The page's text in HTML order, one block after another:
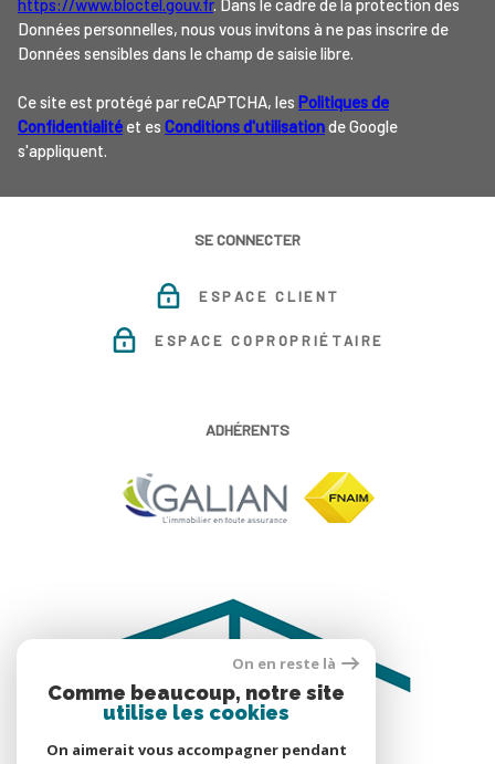
https://www.bloctel.gouv.fr. Dans le cadre de la protection des
Données personnelles, nous vous invitons à ne pas inscrire de
Données sensibles dans le champ de saisie libre.
Ce site est protégé par reCAPTCHA, les Politiques de
Confidentialité et es Conditions d'utilisationde Google
s'appliquent.
SE CONNECTER
ESPACE CLIENT
ESPACE COPROPRIÉTAIRE
ADHÉRENTS
On en reste là
Comme beaucoup, notre site
utilise les cookies
On aimerait vous accompagner pendant